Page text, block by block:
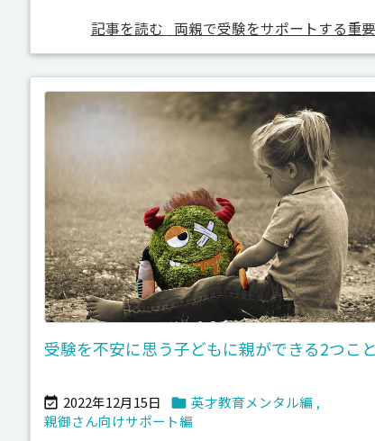
記事を読む 両親で受験をサポートする重
受験を不安に思う子どもに親ができる2つこと
 2022年12月15日  英才教育メンタル編 ,
親御さん向けサポート編